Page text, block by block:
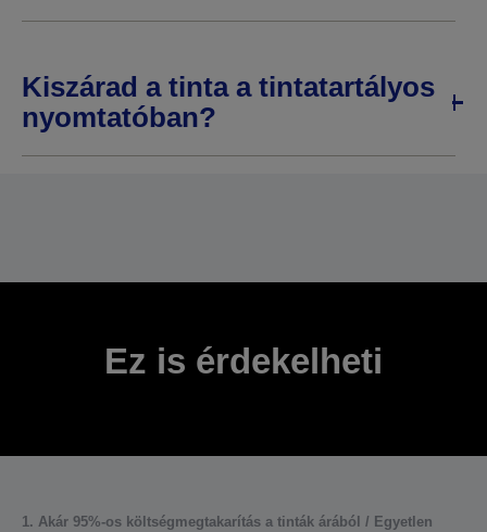
Kiszárad a tinta a tintatartályos
nyomtatóban?
Ez is érdekelheti
1. Akár 95%-os költségmegtakarítás a tinták árából / Egyetlen